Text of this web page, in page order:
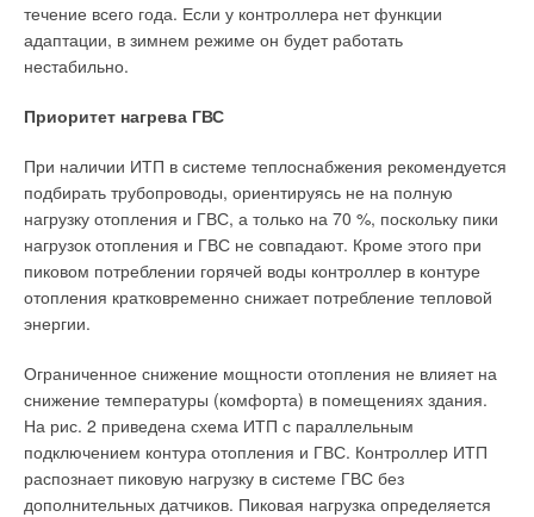
течение всего года. Если у контроллера нет функции
адаптации, в зимнем режиме он будет работать
нестабильно.
Приоритет нагрева ГВС
При наличии ИТП в системе теплоснабжения рекомендуется
подбирать трубопроводы, ориентируясь не на полную
нагрузку отопления и ГВС, а только на 70 %, поскольку пики
нагрузок отопления и ГВС не совпадают. Кроме этого при
пиковом потреблении горячей воды контроллер в контуре
отопления кратковременно снижает потребление тепловой
энергии.
Ограниченное снижение мощности отопления не влияет на
снижение температуры (комфорта) в помещениях здания.
На рис. 2 приведена схема ИТП с параллельным
подключением контура отопления и ГВС. Контроллер ИТП
распознает пиковую нагрузку в системе ГВС без
дополнительных датчиков. Пиковая нагрузка определяется